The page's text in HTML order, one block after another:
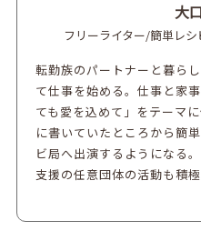
大
フリーライター/簡単レ
転勤族のパートナーと暮ら
て仕事を始める。仕事と家
ても愛を込めて」をテーマ
に書いていたところから簡
ビ局へ出演するようになる
支援の任意団体の活動も積